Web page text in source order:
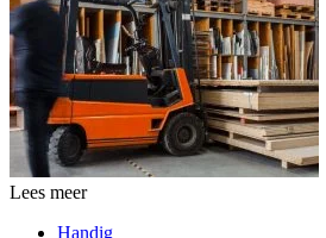
Lees meer
Handig